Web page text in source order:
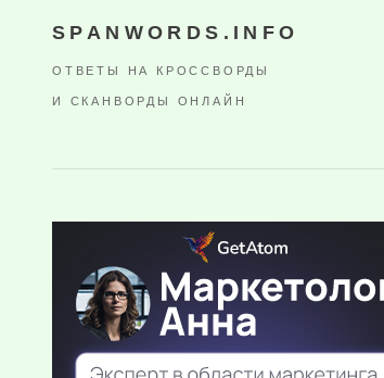
SPANWORDS.INFO
ОТВЕТЫ НА КРОССВОРДЫ
И СКАНВОРДЫ ОНЛАЙН